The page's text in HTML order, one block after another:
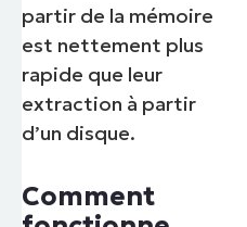
partir de la mémoire
est nettement plus
rapide que leur
extraction à partir
d’un disque.
Comment